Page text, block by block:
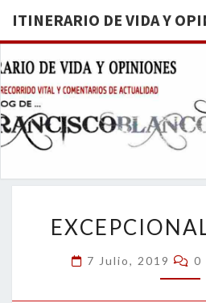
ITINERARIO DE VIDA Y
7 Julio, 2019 0